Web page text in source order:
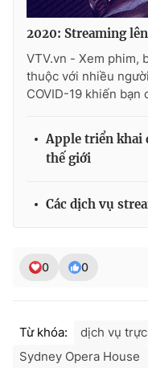
2020: Streaming
VTV.vn - Xem phim,
thuộc với nhiều
COVID-19 khiến bạn
Apple triển khai
thế giới
Các dịch vụ
0 0
Từ khóa: dịch vụ
Sydney Opera House